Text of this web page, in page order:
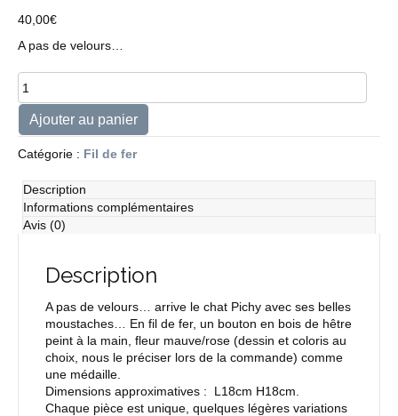
40,00€
A pas de velours…
quantité
de
Chat
Pichy
Ajouter au panier
Catégorie : Fil de fer
Description
Informations complémentaires
Avis (0)
Description
A pas de velours… arrive le chat Pichy avec ses belles
moustaches… En fil de fer, un bouton en bois de hêtre
peint à la main, fleur mauve/rose (dessin et coloris au
choix, nous le préciser lors de la commande) comme
une médaille.
Dimensions approximatives : L18cm H18cm.
Chaque pièce est unique, quelques légères variations